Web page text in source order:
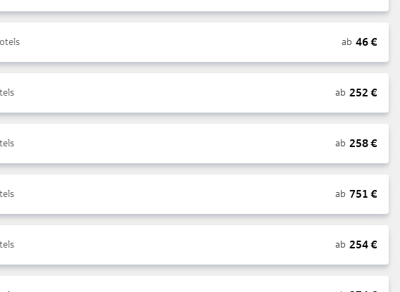
ab 46€
ab 252 €
ab 258€
ab 751 €
ab 254€